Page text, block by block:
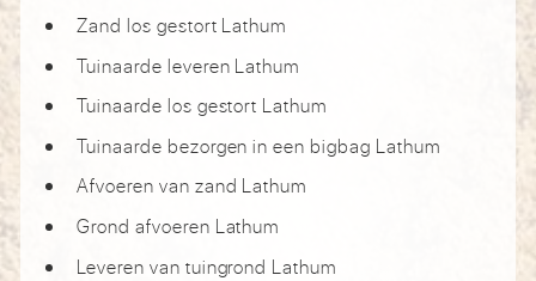
Zand los gestort Lathum
Tuinaarde leveren Lathum
Tuinaarde los gestort Lathum
Tuinaarde bezorgen in een bigbag Lathum
Afvoeren van zand Lathum
Grond afvoeren Lathum
Leveren van tuingrond Lathum